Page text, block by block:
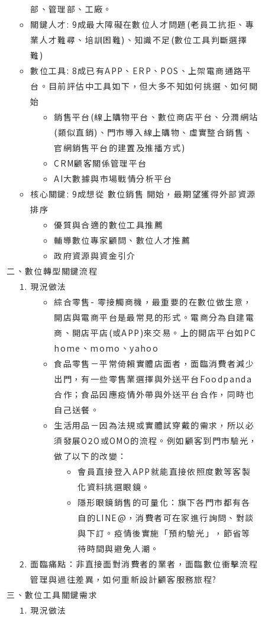
部、管理部、工廠。
關鍵人才: 9成最大障礙在數位人才問題(老員工抗拒、專
業人才難尋、培訓困難)、知識不足(數位工具判斷選擇
難)
數位工具: 8成已有APP、ERP、POS、上架電商通路平
台。目前評估中工具如下，但大多不知如何挑選、如何開
始
銷售平台(線上購物平台、數位商店平台、分潤網站
(類似直銷)、門市導入線上購物、虛實整合銷售、
官網銷售平台的建置及推播方式)
CRM顧客關係管理平台
AI大數據與市場戰情分析平台
核心關鍵: 9成想從 數位銷售 開始，最期望獲得外部資源
排序
優質與合適的數位工具推薦
輔導數位專家顧問、數位人才推薦
政府資源與資金引介
二、數位轉型關鍵流程
現況做法
綜合零售- 零接觸商機，最重要的在數位做生意，
開店與電商平台是最常見的形式。電商分為自建電
商、開店平店(或APP)來交易。上的開店平台如PC
home、momo、yahoo
食品零售－平常倚賴實體店面者，面臨消費者減少
出門，有一些零售業選擇與外送平台Foodpanda
合作；食品因應疫情外帶與外送平台合作，同時也
自己送餐。
生活用品－因為法規或實體試穿戴的需求，所以必
須發展O2O或OMO的流程。例如顧客到門市驗光，
做了以下的改變：
會員直接登入APP就能直接依照度數等客製
化資料挑選眼鏡。
隱形眼鏡銷售的可量化：旗下各門市都有各
自的LINE@，消費者可在家進行詢問、對談
與下訂。疫情後實施「預約驗光」，節省等
待時間與避免人潮。
面臨痛點：非直接面對消費者的業者，面臨數位衝擊流程
管理與過往差異，如何重新設計顧客服務旅程?
三、數位工具關鍵需求
現況做法